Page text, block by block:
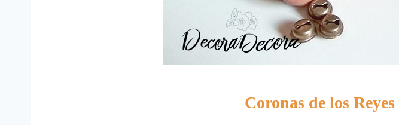
Coronas de los